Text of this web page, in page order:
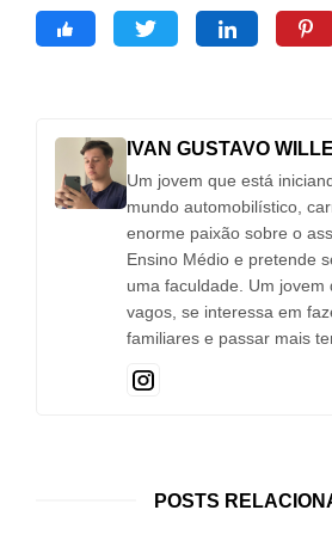
IVAN GUSTAVO
Um jovem que está
mundo automobilístico,
enorme paixão sobre o
Ensino Médio e pretende
uma faculdade. Um jovem
vagos, se interessa em
familiares e passar mais
POSTS